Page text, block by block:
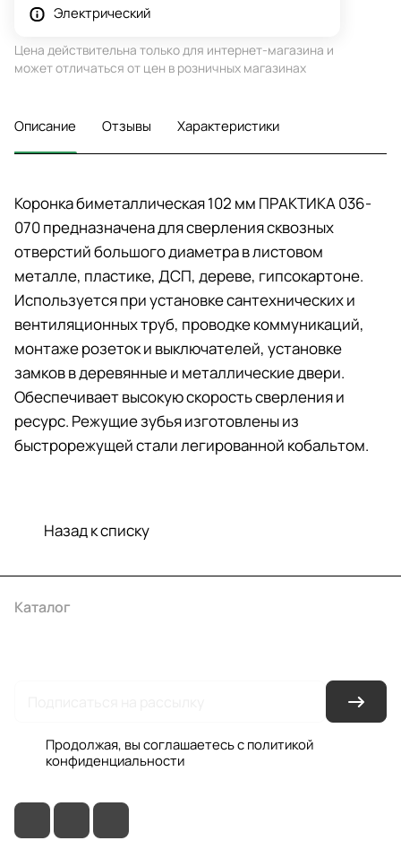
Электрический
Цена действительна только для интернет-магазина и
может отличаться от цен в розничных магазинах
Описание Отзывы Характеристики
Коронка биметаллическая 102 мм ПРАКТИКА 036-
070 предназначена для сверления сквозных
отверстий большого диаметра в листовом
металле, пластике, ДСП, дереве, гипсокартоне.
Используется при установке сантехнических и
вентиляционных труб, проводке коммуникаций,
монтаже розеток и выключателей, установке
замков в деревянные и металлические двери.
Обеспечивает высокую скорость сверления и
ресурс. Режущие зубья изготовлены из
быстрорежущей стали легированной кобальтом.
Назад к списку
Каталог
Продолжая, вы соглашаетесь с политикой
конфиденциальности